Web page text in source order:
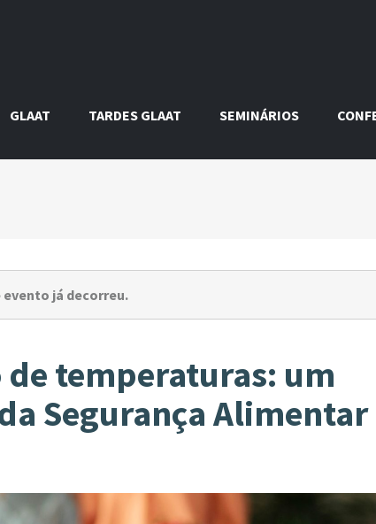
GLAAT TARDES GLAAT SEMINÁRIOS
evento já decorreu.
temperaturas: um
Segurança Alimentar